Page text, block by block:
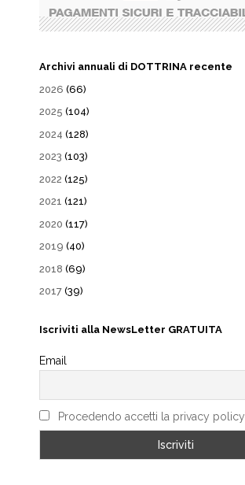
Archivi annuali di DOTTRINA recente
2026 (66)
2025 (104)
2024 (128)
2023 (103)
2022 (125)
2021 (121)
2020 (117)
2019 (40)
2018 (69)
2017 (39)
Iscriviti alla NewsLetter GRATUITA
Email
Procedendo accetti la privacy policy